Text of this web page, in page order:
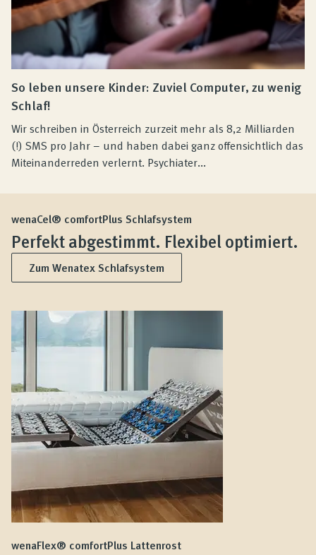
So leben unsere Kinder: Zuviel Computer, zu wenig
Schlaf!
Wir schreiben in Österreich zurzeit mehr als 8,2 Milliarden
(!) SMS pro Jahr – und haben dabei ganz offensichtlich das
Miteinanderreden verlernt. Psychiater...
wenaCel® comfortPlus Schlafsystem
Perfekt abgestimmt. Flexibel optimiert.
Zum Wenatex Schlafsystem
wenaFlex® comfortPlus Lattenrost